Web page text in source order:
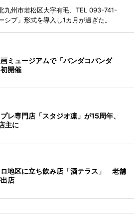
九州市若松区大字有毛、TEL 093-741-
ブ」形式を導入し1カ月が過ぎた。
ミュージアムで「パンダコパンダ
開催
レ専門店「スタジオ凛」が15周年、
主に
地区に立ち飲み店「酒テラス」 老舗
店